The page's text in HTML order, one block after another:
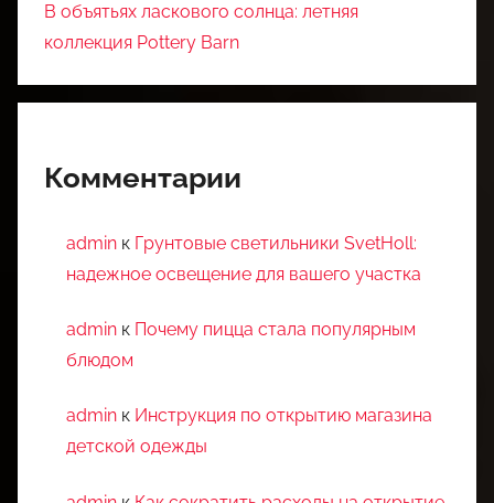
В объятьях ласкового солнца: летняя
коллекция Pottery Barn
Комментарии
admin к Грунтовые светильники SvetHoll:
надежное освещение для вашего участка
admin к Почему пицца стала популярным
блюдом
admin к Инструкция по открытию магазина
детской одежды